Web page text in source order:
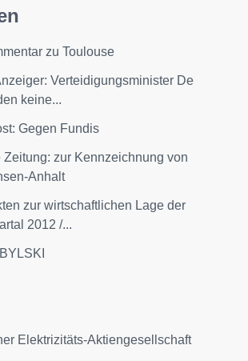
zu Toulouse
Verteidigungsminister De
keine...
Gegen Fundis
Zeitung: zur Kennzeichnung von
Anhalt
zur wirtschaftlichen Lage der
2012 /...
Elektrizitäts-Aktiengesellschaft